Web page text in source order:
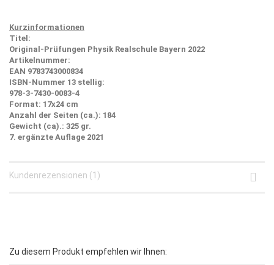
Kurzinformationen
Titel:
Original-Prüfungen Physik Realschule Bayern 2022
Artikelnummer:
EAN 9783743000834
ISBN-Nummer 13 stellig:
978-3-7430-0083-4
Format: 17x24 cm
Anzahl der Seiten (ca.): 184
Gewicht (ca).: 325 gr.
7. ergänzte Auflage 2021
Kundenrezensionen (1)
Zu diesem Produkt empfehlen wir Ihnen: